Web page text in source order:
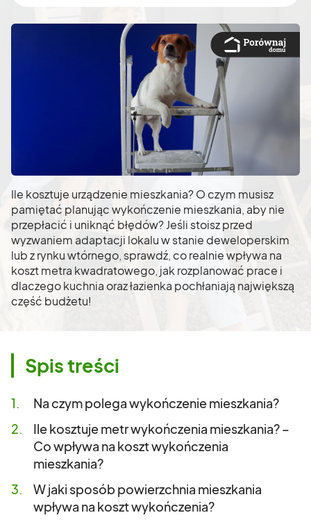
Ile kosztuje urządzenie mieszkania? O czym musisz
pamiętać planując wykończenie mieszkania, aby nie
przepłacić i uniknąć błędów? Jeśli stoisz przed
wyzwaniem adaptacji lokalu w stanie deweloperskim
lub z rynku wtórnego, sprawdź, co realnie wpływa na
koszt metra kwadratowego, jak rozplanować prace i
dlaczego kuchnia oraz łazienka pochłaniają największą
część budżetu!
Spis treści
Na czym polega wykończenie mieszkania?
Ile kosztuje metr wykończenia mieszkania? –
Co wpływa na koszt wykończenia
mieszkania?
W jaki sposób powierzchnia mieszkania
wpływa na koszt wykończenia?